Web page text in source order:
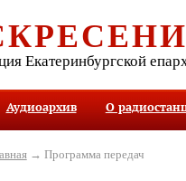
Екатеринбургской
Аудиоархив О
→ Программа передач